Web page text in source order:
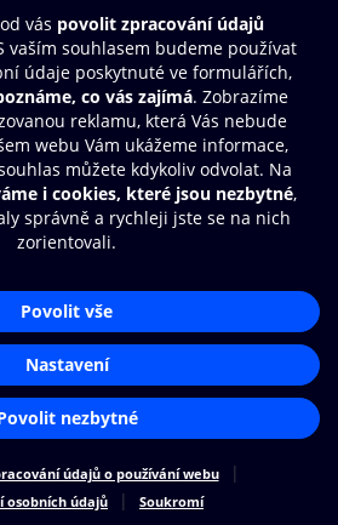
Aplikace O2 Knihovna
Čti a poslouchej své e-knihy a
audioknihy rychleji a pohodlněji.